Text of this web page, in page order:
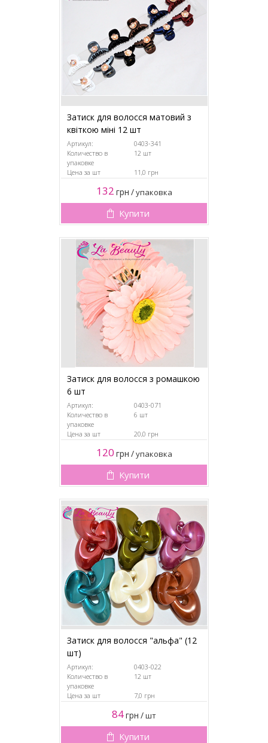
Затиск для волосся матовий з
квіткою міні 12 шт
Артикул:
0403-341
Количество в
упаковке
12 шт
Цена за шт 11,0 грн
132 грн /упаковка
Купити
Затиск для волосся з ромашкою
6 шт
Артикул:
0403-071
Количество в
упаковке
6 шт
Цена за шт 20,0 грн
120 грн /упаковка
Купити
Затиск для волосся "альфа" (12
шт)
Артикул:
0403-022
Количество в
упаковке
12 шт
Цена за шт 7,0 грн
84грн /шт
Купити